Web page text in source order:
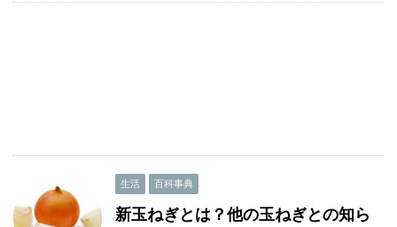
生活 百科事典
新玉ねぎとは？他の玉ねぎとの知ら